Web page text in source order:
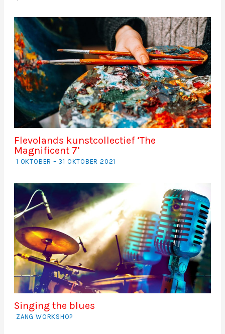
Flevolands kunstcollectief ‘The
Magnificent 7’
1 OKTOBER – 31 OKTOBER 2021
Singing the blues
ZANG WORKSHOP